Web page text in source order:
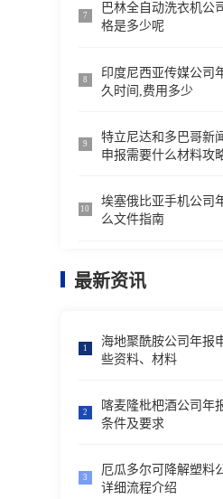
7
巴林全自动洗衣机公
格是多少呢
8
印度尼西亚传媒公司
久时间,费用多少
9
特立尼达和多巴哥新
申报需要什么材料攻
10
埃塞俄比亚手机公司
么文件指南
最新资讯
1
海地聚酰胺公司年报
些资料、材料
2
喀麦隆枇杷酒公司年
条件及要求
3
厄瓜多尔可降解塑料
详细流程介绍